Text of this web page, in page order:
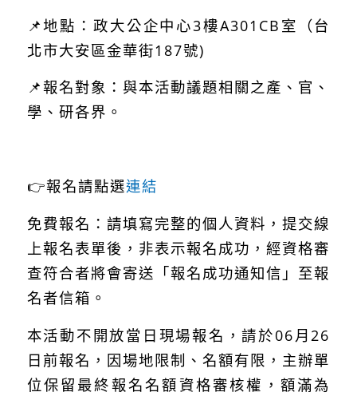
📌地點：政大公企中心3樓A301CB室（台
北市大安區金華街187號)
📌報名對象：與本活動議題相關之產、官、
學、研各界。
👉報名請點選連結
免費報名：請填寫完整的個人資料，提交線
上報名表單後，非表示報名成功，經資格審
查符合者將會寄送「報名成功通知信」至報
名者信箱。
本活動不開放當日現場報名，請於06月26
日前報名，因場地限制、名額有限，主辦單
位保留最終報名名額資格審核權，額滿為